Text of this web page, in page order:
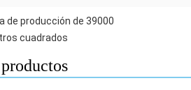
de producción de 39000
cuadrados